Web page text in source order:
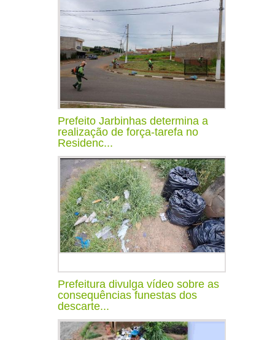
Prefeito Jarbinhas determina a
realização de força-tarefa no
Residenc...
Prefeitura divulga vídeo sobre as
consequências funestas dos
descarte...